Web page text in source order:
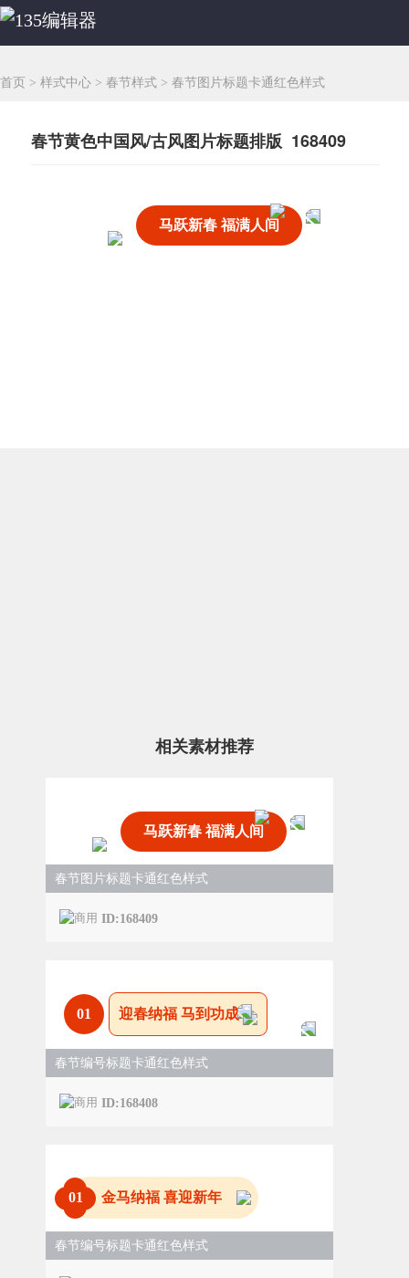
首页 > 样式中心 > 春节样式 > 春节图片标题卡通红色样式
春节黄色中国风/古风图片标题排版 168409
马跃新春 福满人间
相关素材推荐
马跃新春 福满人间
春节图片标题卡通红色样式
ID:168409
01 迎春纳福 马到功成
春节编号标题卡通红色样式
ID:168408
01 金马纳福 喜迎新年
春节编号标题卡通红色样式